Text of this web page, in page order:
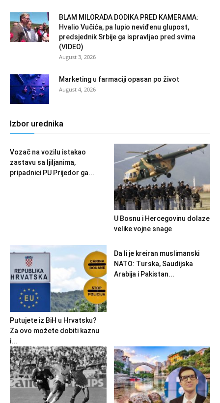
BLAM MILORADA DODIKA PRED KAMERAMA:
Hvalio Vučića, pa lupio neviđenu glupost,
predsjednik Srbije ga ispravljao pred svima
(VIDEO)
August 3, 2026
Marketing u farmaciji opasan po život
August 4, 2026
Izbor urednika
Vozač na vozilu istakao
zastavu sa ljiljanima,
pripadnici PU Prijedor ga...
U Bosnu i Hercegovinu dolaze
velike vojne snage
Putujete iz BiH u Hrvatsku?
Za ovo možete dobiti kaznu
i...
Da li je kreiran muslimanski
NATO: Turska, Saudijska
Arabija i Pakistan...